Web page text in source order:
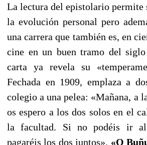
La lectura del epistolario permite
la evolución personal pero
una carrera que también es, en
cine en un buen tramo del
carta ya revela su
Fechada en 1909, emplaza a
colegio a una pelea: «Mañana, a
os espero a los dos solos en el
la facultad. Si no podéis ir
pagaréis los dos juntos». «O